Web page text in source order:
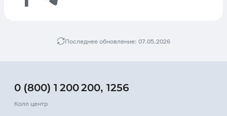
Последнее обновление: 07.05.2026
0 (800) 1 200 200, 1256
Колл центр